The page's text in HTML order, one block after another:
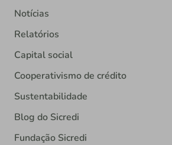
Notícias
Relatórios
Capital social
Cooperativismo de crédito
Sustentabilidade
Blog do Sicredi
Fundação Sicredi